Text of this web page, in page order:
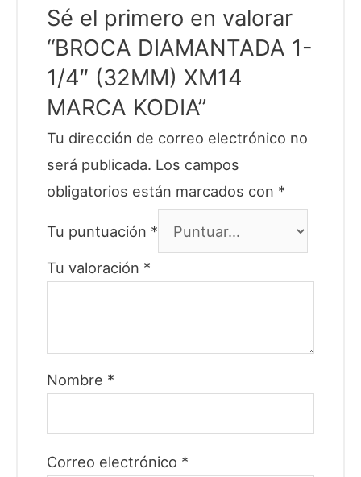
Sé el primero en valorar
“BROCA DIAMANTADA 1-
1/4″ (32MM) XM14
MARCA KODIA”
Tu dirección de correo electrónico no
será publicada. Los campos
obligatorios están marcados con *
Tu puntuación *
Tu valoración *
Nombre *
Correo electrónico *